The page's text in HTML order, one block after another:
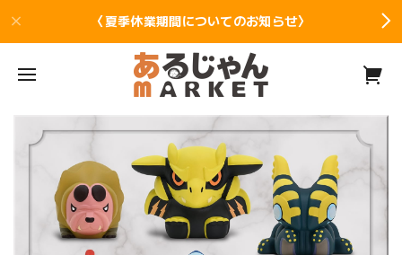
〈夏季休業期間についてのお知らせ〉